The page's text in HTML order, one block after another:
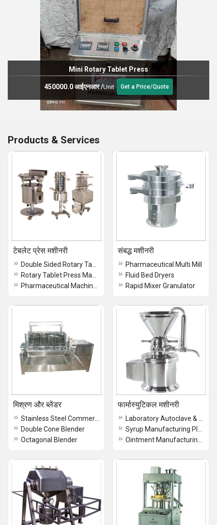
Mini Rotary Tablet Press
450000.0 आईएनआर/Unit Get a Price/Quote
Products & Services
टेबलेट प्रेस मशीनरी संबद्ध मशीनरी
Pharmaceutical Multi Mill
Fluid Bed Dryers
Rapid Mixer Granulator
मिश्रण और ब्लेंडर
Double Cone Blender
Octagonal Blender
फार्मास्युटिकल मशीनरी